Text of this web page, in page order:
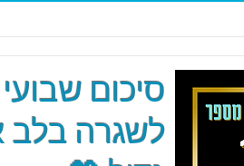
סיכום
לשגרה בלב